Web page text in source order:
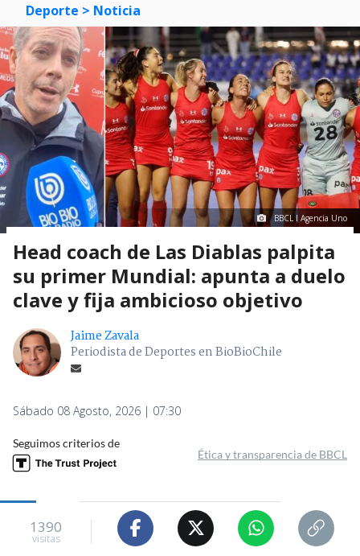
Deporte > Noticia
BBCL I Agencia Uno
Head coach de Las Diablas palpita
su primer Mundial: apunta a duelo
clave y fija ambicioso objetivo
Jaime Zavala
Periodista de Deportes en BioBioChile
Sábado 08 Agosto, 2026 | 07:30
Seguimos criterios de
Ética y transparencia de BBCL
1390
visitas